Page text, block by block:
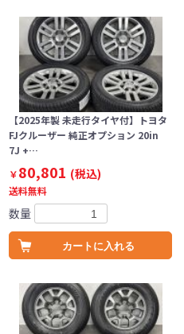
【2025年製 未走行タイヤ付】トヨタ
FJクルーザー 純正オプション 20in
7J +…
￥80,801 (税込)
送料無料
数量
カートに入れる